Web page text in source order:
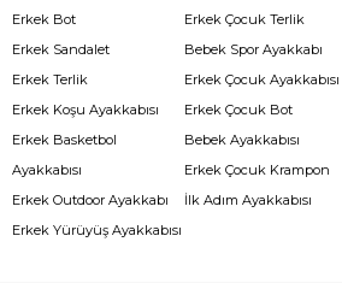
Erkek Bot
Erkek Sandalet
Erkek Terlik
Erkek Koşu Ayakkabısı
Erkek Basketbol
Ayakkabısı
Erkek Outdoor Ayakkabı
Erkek Yürüyüş Ayakkabısı
Erkek Çocuk Terlik
Bebek Spor Ayakkabı
Erkek Çocuk Ayakkabısı
Erkek Çocuk Bot
Bebek Ayakkabısı
Erkek Çocuk Krampon
İlk Adım Ayakkabısı